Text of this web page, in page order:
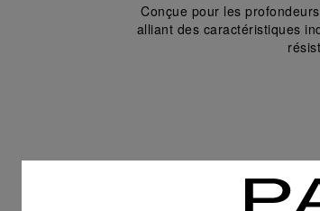
Conçue pour les
alliant des caractéristiques